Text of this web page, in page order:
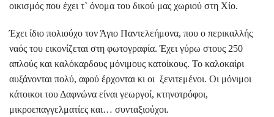
οικισμός που έχει τ` όνομα του δικού μας χωριού στη Χίο.
Έχει ίδιο πολιούχο τον Άγιο Παντελεήμονα, που ο περικαλλής
ναός του εικονίζεται στη φωτογραφία. Έχει γύρω στους 250
απλούς και καλόκαρδους μόνιμους κατοίκους. Το καλοκαίρι
αυξάνονται πολύ, αφού έρχονται κι οι ξενιτεμένοι. Οι μόνιμοι
κάτοικοι του Δαφνώνα είναι γεωργοί, κτηνοτρόφοι,
μικροεπαγγελματίες και… συνταξιούχοι.